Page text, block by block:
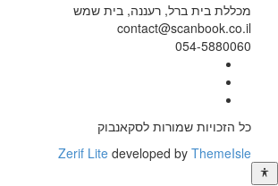
מכללת בית ברל, רעננה, בית שמש
contact@scanbook.co.il
054-5880060
כל הזכויות שמורות לסקאנבוק
Zerif Lite developed by ThemeIsle